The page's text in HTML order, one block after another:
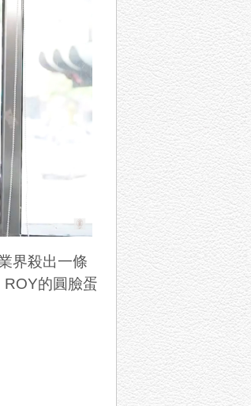
界殺出一條
ROY的圓臉蛋